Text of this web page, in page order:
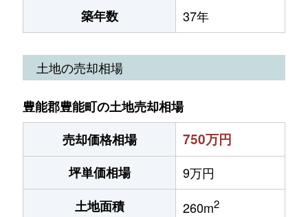
築年数 37年
土地の売却相場
豊能郡豊能町の土地売却相場
売却価格相場
750万円
坪単価相場
9万円
土地面積
260m2